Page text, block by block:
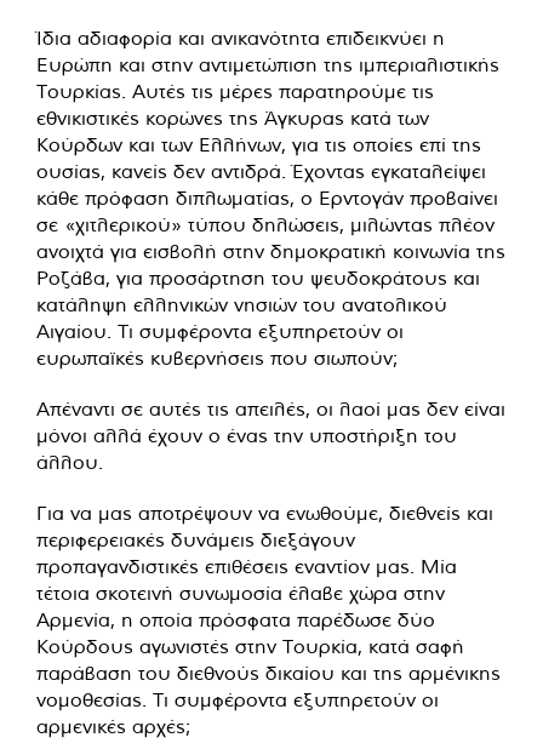
Ίδια αδιαφορία και ανικανότητα επιδεικνύει η
Ευρώπη και στην αντιμετώπιση της ιμπεριαλιστικής
Τουρκίας. Αυτές τις μέρες παρατηρούμε τις
εθνικιστικές κορώνες της Άγκυρας κατά των
Κούρδων και των Ελλήνων, για τις οποίες επί της
ουσίας, κανείς δεν αντιδρά. Έχοντας εγκαταλείψει
κάθε πρόφαση διπλωματίας, ο Ερντογάν προβαίνει
σε «χιτλερικού» τύπου δηλώσεις, μιλώντας πλέον
ανοιχτά για εισβολή στην δημοκρατική κοινωνία της
Ροζάβα, για προσάρτηση του ψευδοκράτους και
κατάληψη ελληνικών νησιών του ανατολικού
Αιγαίου. Τι συμφέροντα εξυπηρετούν οι
ευρωπαϊκές κυβερνήσεις που σιωπούν;
Απέναντι σε αυτές τις απειλές, οι λαοί μας δεν είναι
μόνοι αλλά έχουν ο ένας την υποστήριξη του
άλλου.
Για να μας αποτρέψουν να ενωθούμε, διεθνείς και
περιφερειακές δυνάμεις διεξάγουν
προπαγανδιστικές επιθέσεις εναντίον μας. Μία
τέτοια σκοτεινή συνωμοσία έλαβε χώρα στην
Αρμενία, η οποία πρόσφατα παρέδωσε δύο
Κούρδους αγωνιστές στην Τουρκία, κατά σαφή
παράβαση του διεθνούς δικαίου και της αρμένικης
νομοθεσίας. Τι συμφέροντα εξυπηρετούν οι
αρμενικές αρχές;